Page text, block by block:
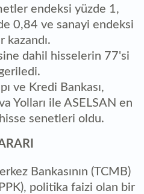
endeksi yüzde 1,
0,84 ve sanayi endeksi
kazandı.
dahil hisselerin 77'si
ve Kredi Bankası,
Yolları ile ASELSAN en
senetleri oldu.
Bankasının (TCMB)
politika faizi olan bir